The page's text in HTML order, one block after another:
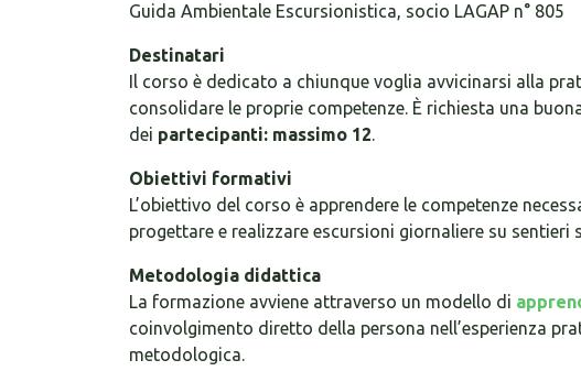
Guida Ambientale Escursionistica, socio LAGAP n° 805
Destinatari
Il corso è dedicato a chiunque voglia avvicinarsi alla
consolidare le proprie competenze. È richiesta una
dei partecipanti: massimo 12.
Obiettivi formativi
L’obiettivo del corso è apprendere le competenze
progettare e realizzare escursioni giornaliere su
Metodologia didattica
La formazione avviene attraverso un modello di
coinvolgimento diretto della persona nell’esperienza
metodologica.